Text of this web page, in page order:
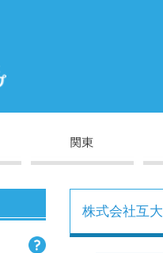
株式会社互大